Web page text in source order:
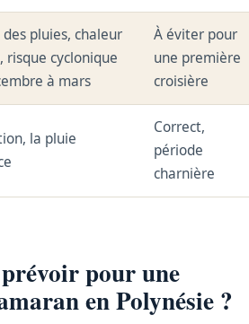
des pluies, chaleur
risque cyclonique
à mars
À éviter pour
une première
croisière
la pluie
Correct,
période
charnière
pour une
en Polynésie ?